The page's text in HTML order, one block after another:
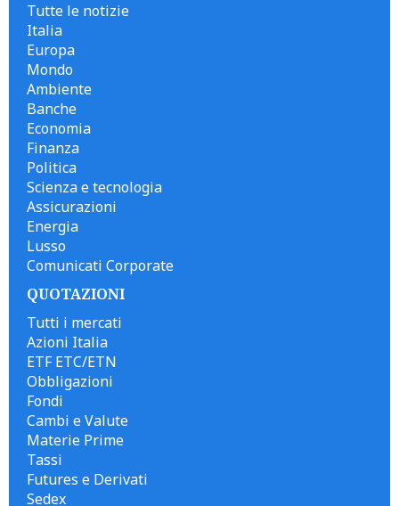
Tutte le notizie
Italia
Europa
Mondo
Ambiente
Banche
Economia
Finanza
Politica
Scienza e tecnologia
Assicurazioni
Energia
Lusso
Comunicati Corporate
QUOTAZIONI
Tutti i mercati
Azioni Italia
ETF ETC/ETN
Obbligazioni
Fondi
Cambi e Valute
Materie Prime
Tassi
Futures e Derivati
Sedex